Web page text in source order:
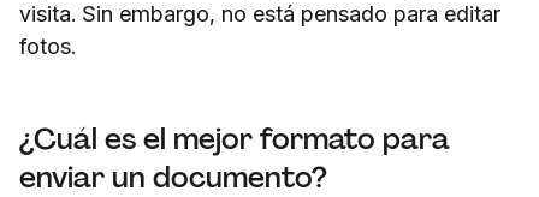
visita. Sin embargo, no está pensado para editar
fotos.
¿Cuál es el mejor formato para
enviar un documento?